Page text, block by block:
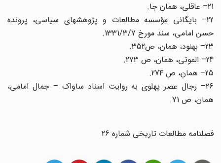
22– بایگانی مؤسسه مطالعات و پژوهشهای سیاسی، پرونده
حسن امامی، سند مورخ 1331/3/7.
23– بهنود، همان، ص352.
25– همان، ص 274.
26– رجال عصر پهلوی به روایت اسناد ساواک – جمال امامی،
همان، ص 71.
فصلنامه مطالعات تاریخی شماره 26